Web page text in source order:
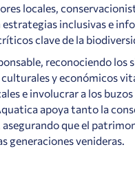
locales,
inclusivas e
clave de la
reconociendo los
y económicos
e involucrar a los
apoya tanto la
asegurando que el
generaciones venideras.